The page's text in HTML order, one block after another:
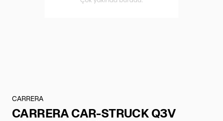
CARRERA
CARRERA CAR-STRUCK Q3V